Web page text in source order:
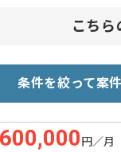
こち
条件を絞って案
600,000 円／月